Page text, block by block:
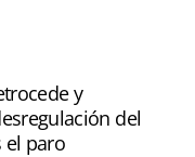
y
del
el paro